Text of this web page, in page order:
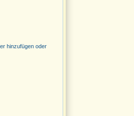
hinzufügen oder